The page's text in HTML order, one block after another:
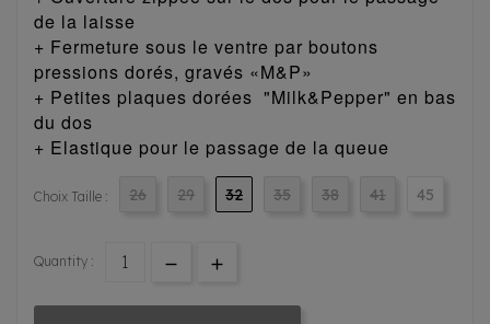
de la laisse
+ Fermeture sous le ventre par boutons
pressions dorés, gravés «M&P»
+ Petites plaques dorées "Milk&Pepper" en bas
du dos
+ Elastique pour le passage de la queue
Choix Taille : 26 29 32 35 38 41 45
Quantity :